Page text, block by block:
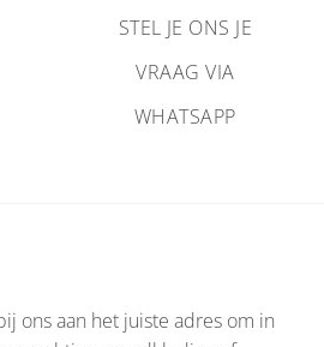
STEL JE ONS JE
VRAAG VIA
WHATSAPP
ons aan het juiste adres om in